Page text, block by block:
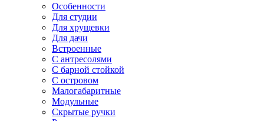
Особенности
Для студии
Для хрущевки
Для дачи
Встроенные
С антресолями
С барной стойкой
С островом
Малогабаритные
Модульные
Скрытые ручки